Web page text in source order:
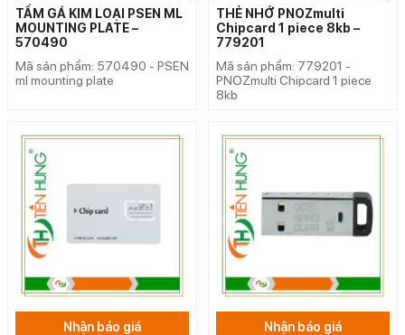
TẤM GÁ KIM LOẠI PSEN ML
MOUNTING PLATE –
570490
Mã sản phẩm: 570490 - PSEN
ml mounting plate
THẺ NHỚ PNOZmulti
Chipcard 1 piece 8kb –
779201
Mã sản phẩm: 779201 -
PNOZmulti Chipcard 1 piece
8kb
Nhận báo giá Nhận báo giá